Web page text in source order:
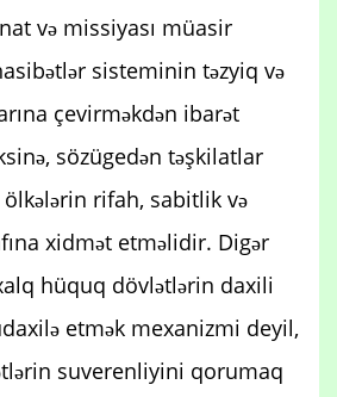
və missiyası müasir
sisteminin təzyiq və
çevirməkdən ibarət
sözügedən təşkilatlar
rifah, sabitlik və
xidmət etməlidir. Digər
hüquq dövlətlərin daxili
etmək mexanizmi deyil,
suverenliyini qorumaq